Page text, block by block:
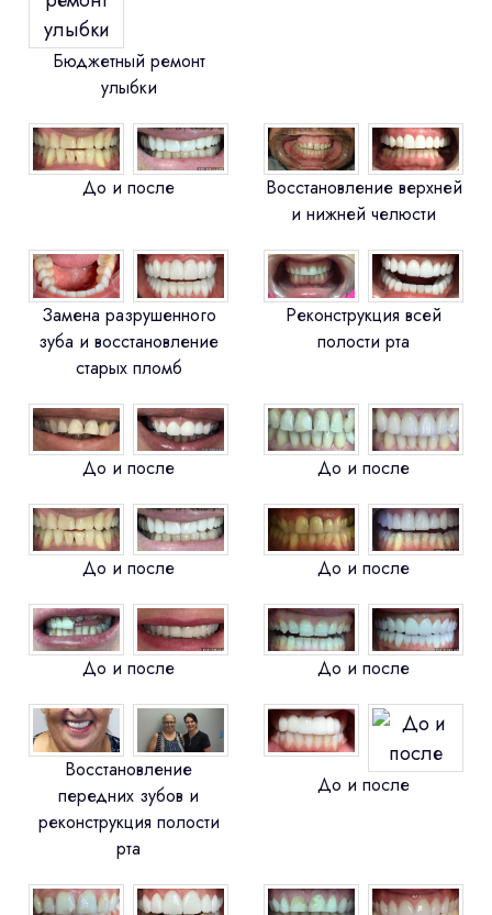
Бюджетный ремонт
улыбки
До и после
Восстановление верхней
и нижней челюсти
Замена разрушенного
зуба и восстановление
старых пломб
Реконструкция всей
полости рта
До и после До и после
До и после До и после
До и после До и после
Восстановление
передних зубов и
реконструкция полости
рта
До и после